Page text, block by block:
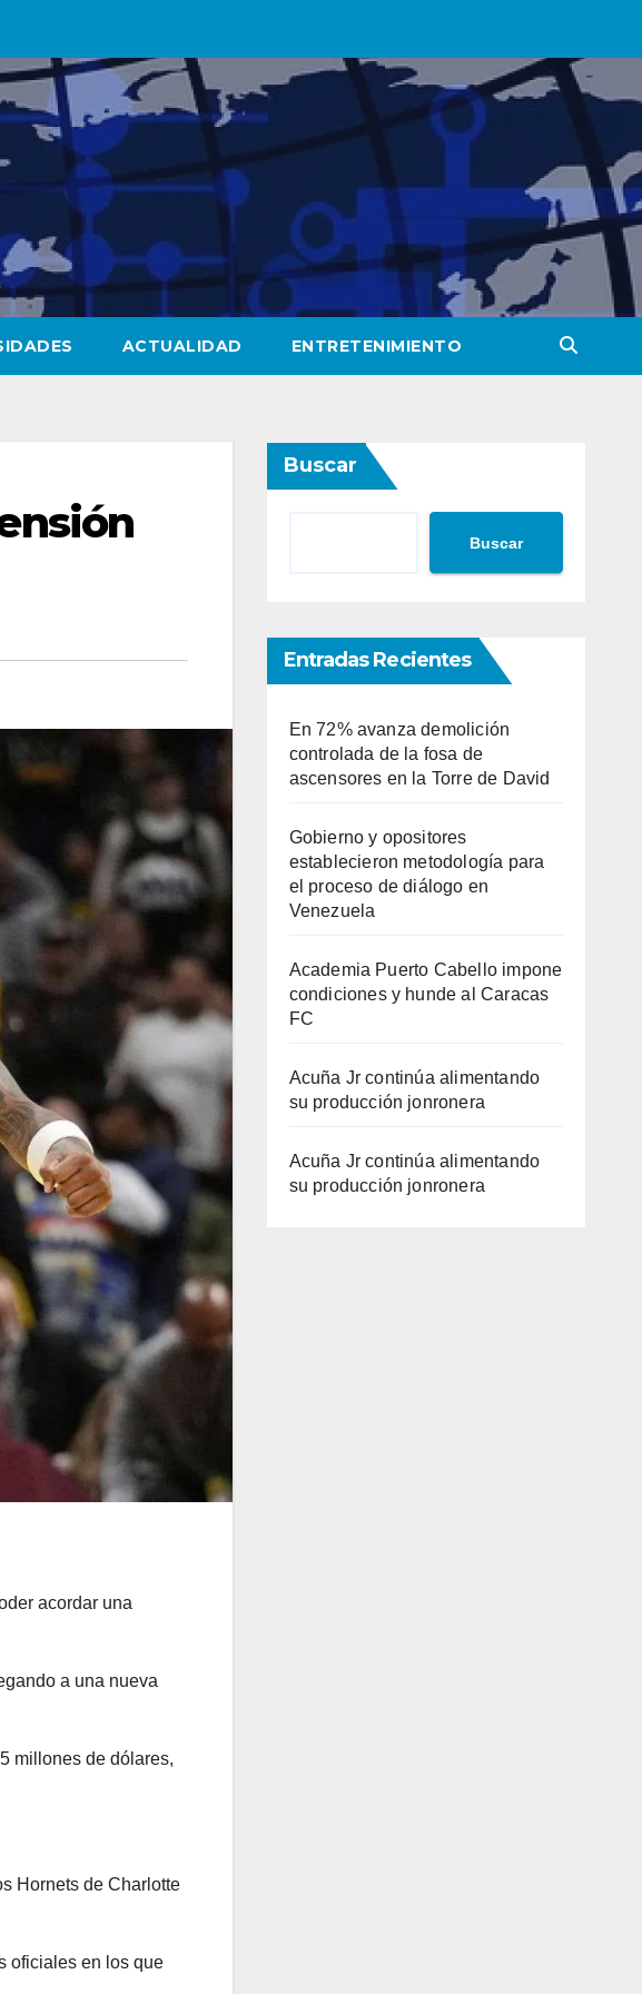
ACTUALIDAD ENTRETENIMIENTO
acordar una
a una nueva
millones de dólares,
Hornets de Charlotte
oficiales en los que
Buscar
Buscar
Entradas Recientes
En 72% avanza demolición
controlada de la fosa de
ascensores en la Torre de David
Gobierno y opositores
establecieron metodología para
el proceso de diálogo en
Venezuela
Academia Puerto Cabello impone
condiciones y hunde al Caracas
FC
Acuña Jr continúa alimentando
su producción jonronera
Acuña Jr continúa alimentando
su producción jonronera